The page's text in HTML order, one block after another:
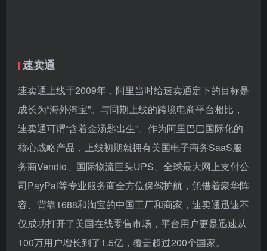
速卖通
速卖通上线于2009年，阿里当时给速卖通定下的目标是
成长为“海外淘宝”。与同期上线的跨境电商平台相比，
速卖通可谓“含着金汤匙出生”。作为阿里巴巴国际化的
核心战略产品，上线初期就拥有美国电子商务SaaS服
务商Vendio、国际物流巨头UPS、全球最大网上支付公
司PayPal等专业服务商全方位保驾护航，凭借着豪华阵
容、背靠1688和淘宝的中国工厂和商家，速卖通迅速不
仅成功打开了美国在线零售市场，平台用户更是迅速从
100万用户增长到了1.5亿，覆盖超过200个国家。